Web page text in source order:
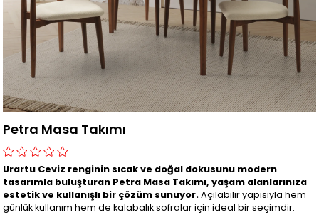
Petra Masa Takımı
Urartu Ceviz renginin sıcak ve doğal dokusunu modern
tasarımla buluşturan Petra Masa Takımı, yaşam alanlarınıza
estetik ve kullanışlı bir çözüm sunuyor.Açılabilir yapısıyla hem
günlük kullanım hem de kalabalık sofralar için ideal bir seçimdir.